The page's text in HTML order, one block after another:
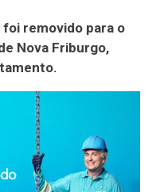
removido para o
Nova Friburgo,